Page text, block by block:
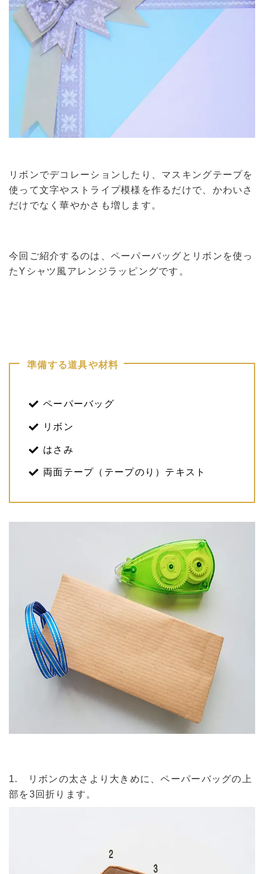
リボンでデコレーションしたり、マスキングテープを
使って文字やストライプ模様を作るだけで、かわいさ
だけでなく華やかさも増します。
今回ご紹介するのは、ペーパーバッグとリボンを使っ
たYシャツ風アレンジラッピングです。
準備する道具や材料
ペーパーバッグ
リボン
はさみ
両面テープ（テープのり）テキスト
1. リボンの太さより大きめに、ペーパーバッグの上
部を3回折ります。